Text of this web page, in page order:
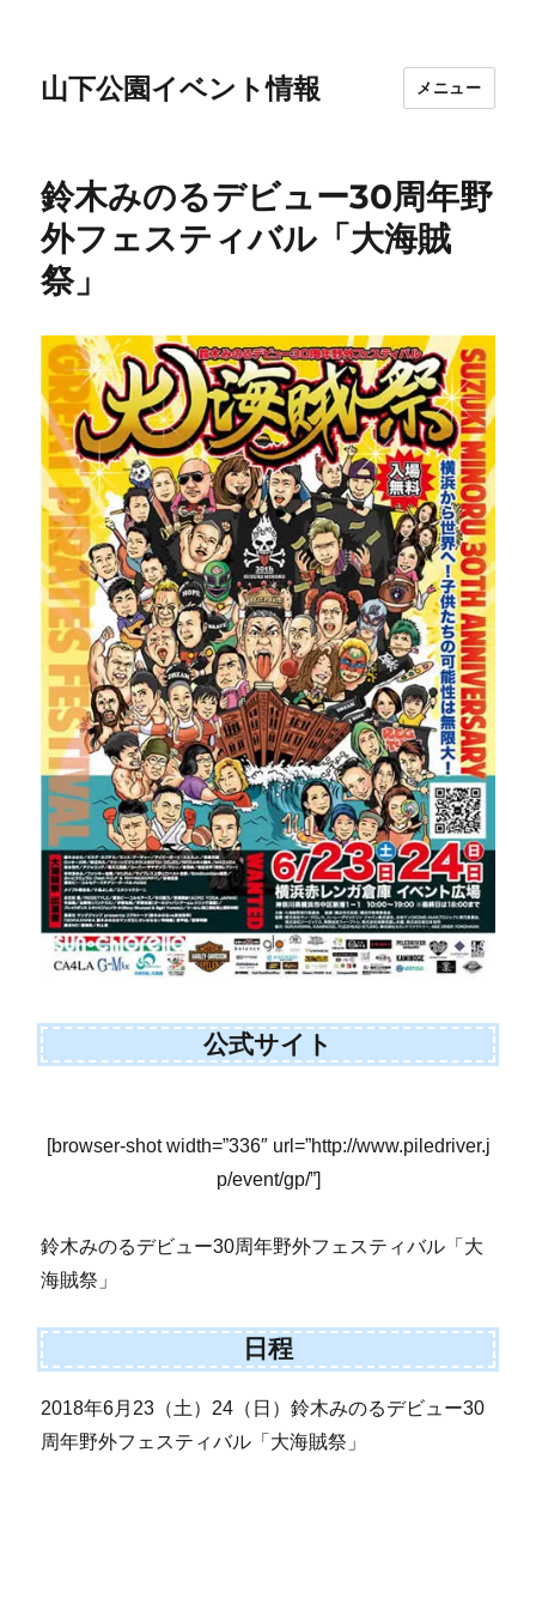
山下公園イベント情報 メニュー
鈴木みのるデビュー30周年野
外フェスティバル「大海賊
祭」
公式サイト
[browser-shot width=”336″ url=”http://www.piledriver.j
p/event/gp/”]
鈴木みのるデビュー30周年野外フェスティバル「大
海賊祭」
日程
2018年6月23（土）24（日）鈴木みのるデビュー30
周年野外フェスティバル「大海賊祭」